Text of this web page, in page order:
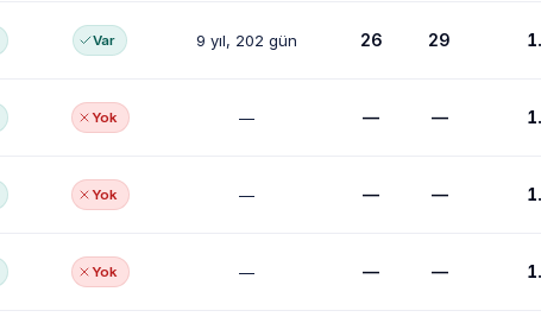
Var 9 yıl, 202 gün 26 29
Yok — — —
Yok — — —
Yok — — —